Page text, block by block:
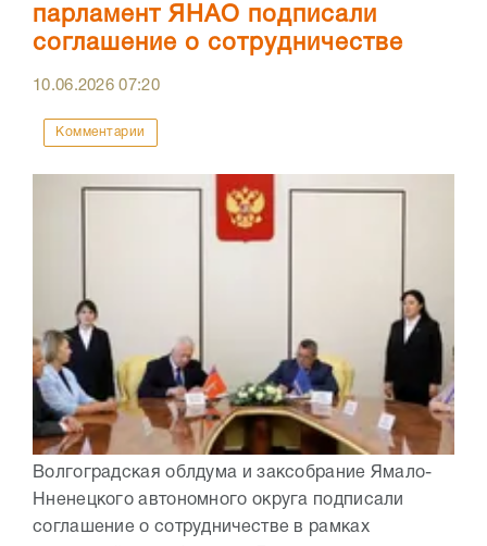
парламент ЯНАО подписали
соглашение о сотрудничестве
10.06.202607:20
Комментарии
Волгоградская облдума и заксобрание Ямало-
Нненецкого автономного округа подписали
соглашение о сотрудничестве в рамках